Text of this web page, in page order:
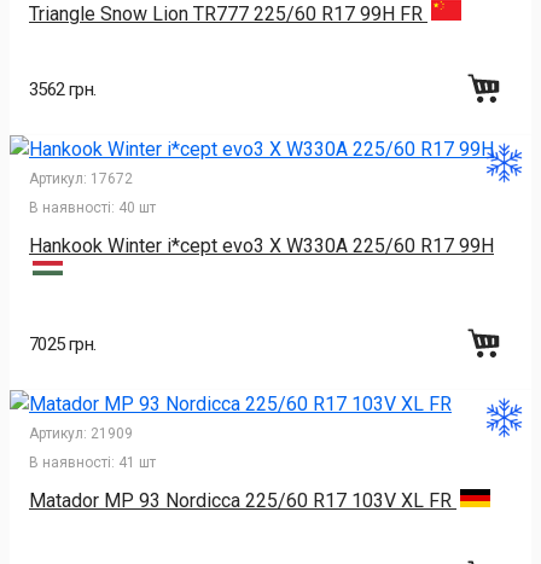
Triangle Snow Lion TR777 225/60 R17 99H FR
3562 грн.
Артикул: 17672
В наявності: 40 шт
Hankook Winter i*cept evo3 X W330A 225/60 R17 99H
7025 грн.
Артикул: 21909
В наявності: 41 шт
Matador MP 93 Nordicca 225/60 R17 103V XL FR